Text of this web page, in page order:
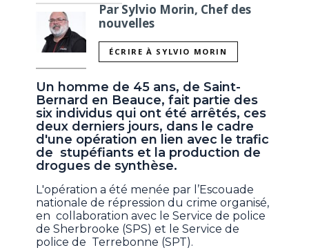
Par Sylvio Morin, Chef des
nouvelles
ÉCRIRE À SYLVIO MORIN
Un homme de 45 ans, de Saint-
Bernard en Beauce, fait partie des
six individus qui ont été arrêtés, ces
deux derniers jours, dans le cadre
d'une opération en lien avec le trafic
de stupéfiants et la production de
drogues de synthèse.
L'opération a été menée par l’Escouade
nationale de répression du crime organisé,
en collaboration avec le Service de police
de Sherbrooke (SPS) et le Service de
police de Terrebonne (SPT).